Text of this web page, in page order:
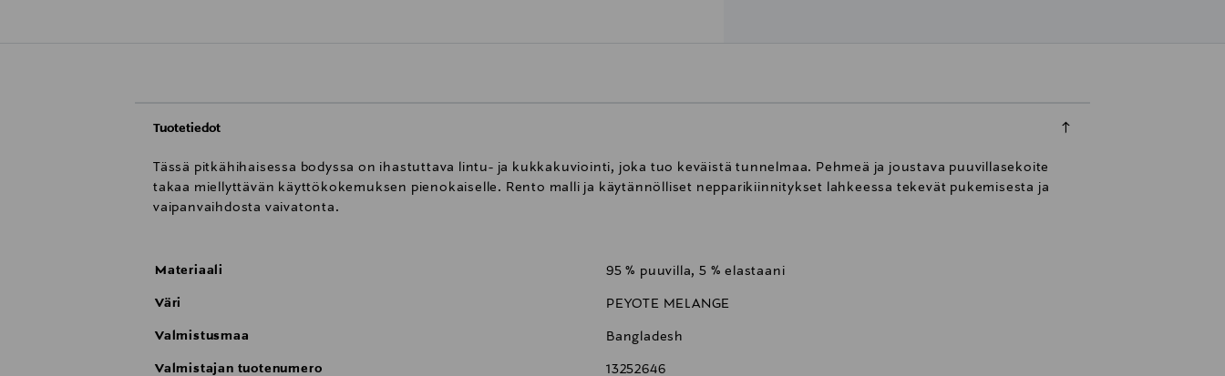
Tuotetiedot
Tässä pitkähihaisessa bodyssa on ihastuttava lintu- ja kukkakuviointi, joka tuo keväistä tunnelmaa. Pehmeä ja joustava puuvillasekoite
takaa miellyttävän käyttökokemuksen pienokaiselle. Rento malli ja käytännölliset nepparikiinnitykset lahkeessa tekevät pukemisesta ja
vaipanvaihdosta vaivatonta.
Materiaali 95 % puuvilla, 5 % elastaani
Väri PEYOTE MELANGE
Valmistusmaa Bangladesh
Valmistajan tuotenumero 13252646